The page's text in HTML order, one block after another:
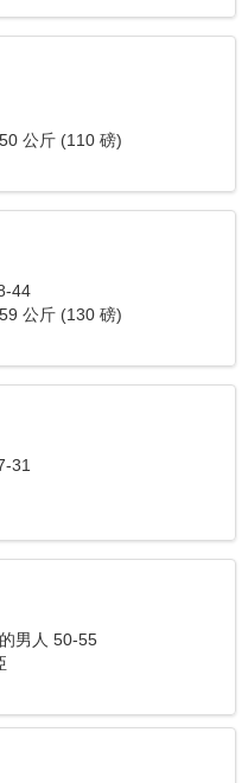
公斤 (110 磅)
44
公斤 (130 磅)
31
男人 50-55